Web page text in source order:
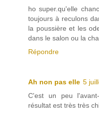
ho super.qu'elle
toujours à reculons
la poussière et les
dans le salon ou la
Répondre
Ah non pas elle 5
C'est un peu
résultat est très très